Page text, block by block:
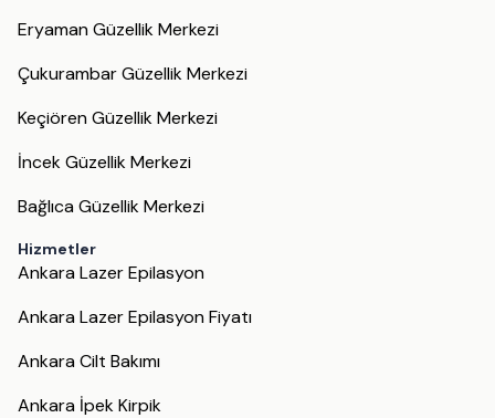
Eryaman Güzellik Merkezi
Çukurambar Güzellik Merkezi
Keçiören Güzellik Merkezi
İncek Güzellik Merkezi
Bağlıca Güzellik Merkezi
Hizmetler
Ankara Lazer Epilasyon
Ankara Lazer Epilasyon Fiyatı
Ankara Cilt Bakımı
Ankara İpek Kirpik